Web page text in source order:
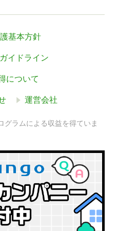
基本方針
イドライン
について
運営会社
グラムによる収益を得ていま